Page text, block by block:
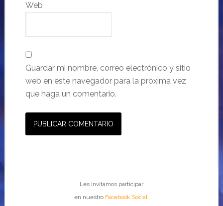
Web
Guardar mi nombre, correo electrónico y sitio
web en este navegador para la próxima vez
que haga un comentario.
Les invitamos participar
en nuestro Facebook Social.